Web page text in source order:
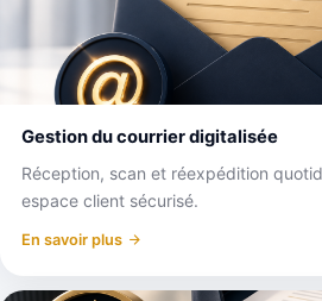
Gestion du courrier digitalisée
Réception, scan et réexpédition
espace client sécurisé.
En savoir plus